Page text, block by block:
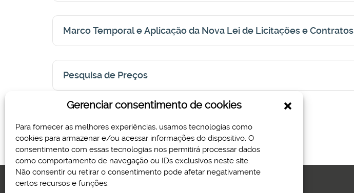
Gerenciar consentimento de cookies
Para fornecer as melhores experiências, usamos tecnologias como
cookies para armazenar e/ou acessar informações do dispositivo. O
consentimento com essas tecnologias nos permitirá processar dados
como comportamento de navegação ou IDs exclusivos neste site.
Não consentir ou retirar o consentimento pode afetar negativamente
certos recursos e funções.
Marco Temporal e Aplicação da Nova Lei de Licitações e Contratos
Pesquisa de Preços